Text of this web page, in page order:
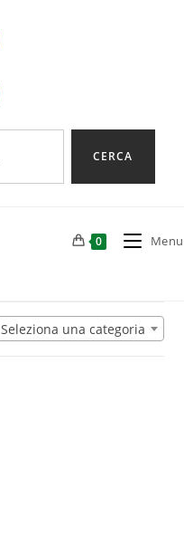
CERCA
0 Menu
Seleziona una categoria